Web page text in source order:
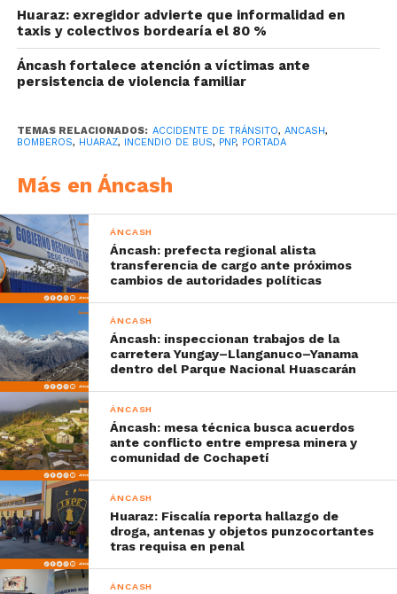
Huaraz: exregidor advierte que informalidad en
taxis y colectivos bordearía el 80 %
Áncash fortalece atención a víctimas ante
persistencia de violencia familiar
TEMAS RELACIONADOS: ACCIDENTE DE TRÁNSITO, ANCASH,
BOMBEROS, HUARAZ, INCENDIO DE BUS, PNP, PORTADA
Más en Áncash
ÁNCASH
Áncash: prefecta regional alista
transferencia de cargo ante próximos
cambios de autoridades políticas
ÁNCASH
Áncash: inspeccionan trabajos de la
carretera Yungay–Llanganuco–Yanama
dentro del Parque Nacional Huascarán
ÁNCASH
Áncash: mesa técnica busca acuerdos
ante conflicto entre empresa minera y
comunidad de Cochapetí
ÁNCASH
Huaraz: Fiscalía reporta hallazgo de
droga, antenas y objetos punzocortantes
tras requisa en penal
ÁNCASH